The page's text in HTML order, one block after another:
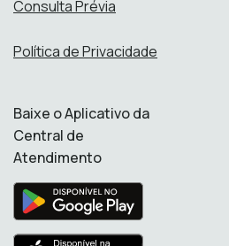
Política de Privacidade
Baixe o Aplicativo da
Central de
Atendimento